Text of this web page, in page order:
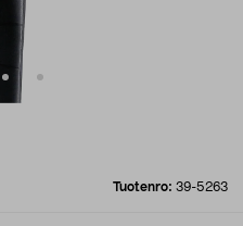
Tuotenro: 39-5263